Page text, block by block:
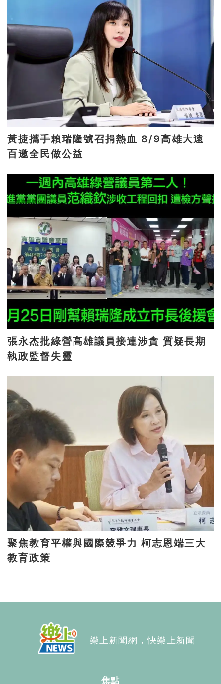
黃捷攜手賴瑞隆號召捐熱血 8/9高雄大遠
百邀全民做公益
張永杰批綠營高雄議員接連涉貪 質疑長期
執政監督失靈
聚焦教育平權與國際競爭力 柯志恩端三大
教育政策
樂上新聞網，快樂上新聞
焦點